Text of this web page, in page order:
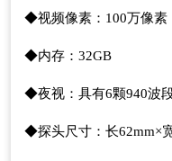
◆视频像素：100万像素
◆内存：32GB
◆夜视：具有6颗940波
◆探头尺寸：长62mm×